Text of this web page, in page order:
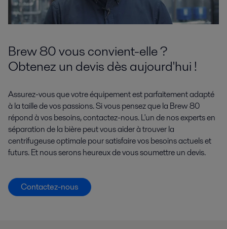
Brew 80 vous convient-elle ?
Obtenez un devis dès aujourd'hui !
Assurez-vous que votre équipement est parfaitement adapté
à la taille de vos passions. Si vous pensez que la Brew 80
répond à vos besoins, contactez-nous. L'un de nos experts en
séparation de la bière peut vous aider à trouver la
centrifugeuse optimale pour satisfaire vos besoins actuels et
futurs. Et nous serons heureux de vous soumettre un devis.
Contactez-nous